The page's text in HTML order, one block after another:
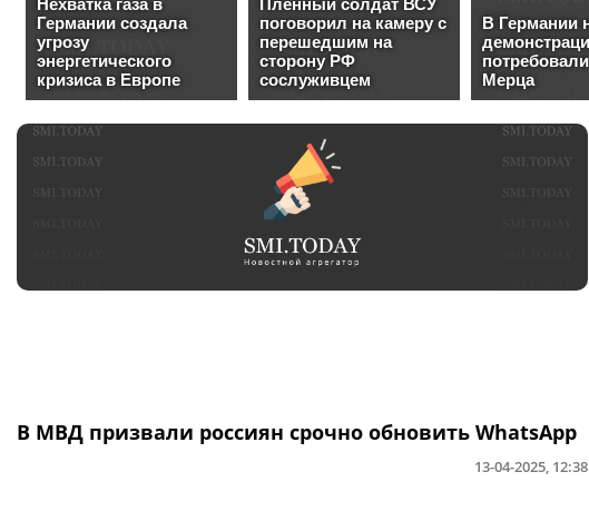
В МВД призвали россиян срочно обновить WhatsApp
13-04-2025, 12:38